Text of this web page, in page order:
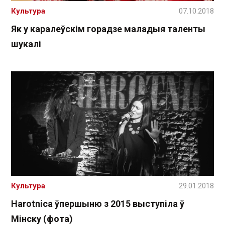
Як у каралеўскім горадзе маладыя таленты
шукалі
Культура 07.10.2018
Harotnica ўпершыню з 2015 выступіла ў
Мінску (фота)
Культура 29.01.2018